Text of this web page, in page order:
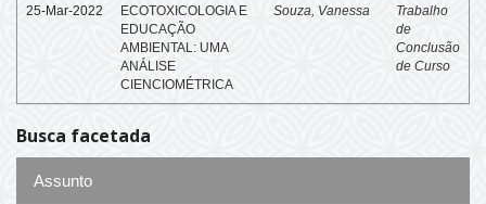
25-Mar-2022
ECOTOXICOLOGIA E
EDUCAÇÃO
AMBIENTAL: UMA
ANÁLISE
CIENCIOMÉTRICA
Souza, Vanessa
Trabalho
de
Conclusão
de Curso
Busca facetada
Assunto